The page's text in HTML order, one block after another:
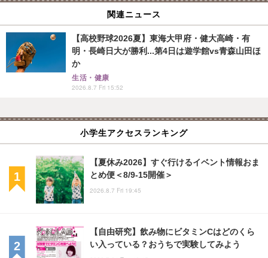
関連ニュース
【高校野球2026夏】東海大甲府・健大高崎・有
明・長崎日大が勝利...第4日は遊学館vs青森山田ほ
か
生活・健康
2026.8.7 Fri 15:52
小学生アクセスランキング
【夏休み2026】すぐ行けるイベント情報おま
とめ便＜8/9-15開催＞
2026.8.7 Fri 19:45
【自由研究】飲み物にビタミンCはどのくら
い入っている？おうちで実験してみよう